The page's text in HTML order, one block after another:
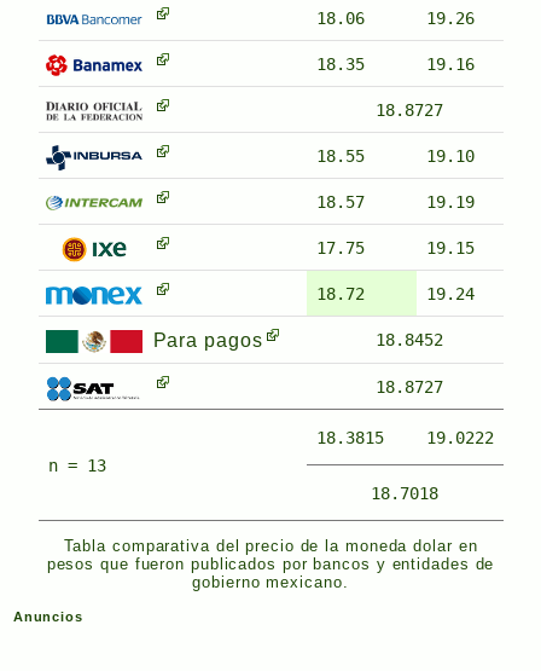
Tabla comparativa del precio de la moneda dolar en
pesos que fueron publicados por bancos y entidades de
gobierno mexicano.
18.06 19.26
18.35 19.16
18.8727
18.55 19.10
18.57 19.19
17.75 19.15
18.72 19.24
Para pagos 18.8452
18.8727
n = 13
18.3815 19.0222
18.7018
Anuncios